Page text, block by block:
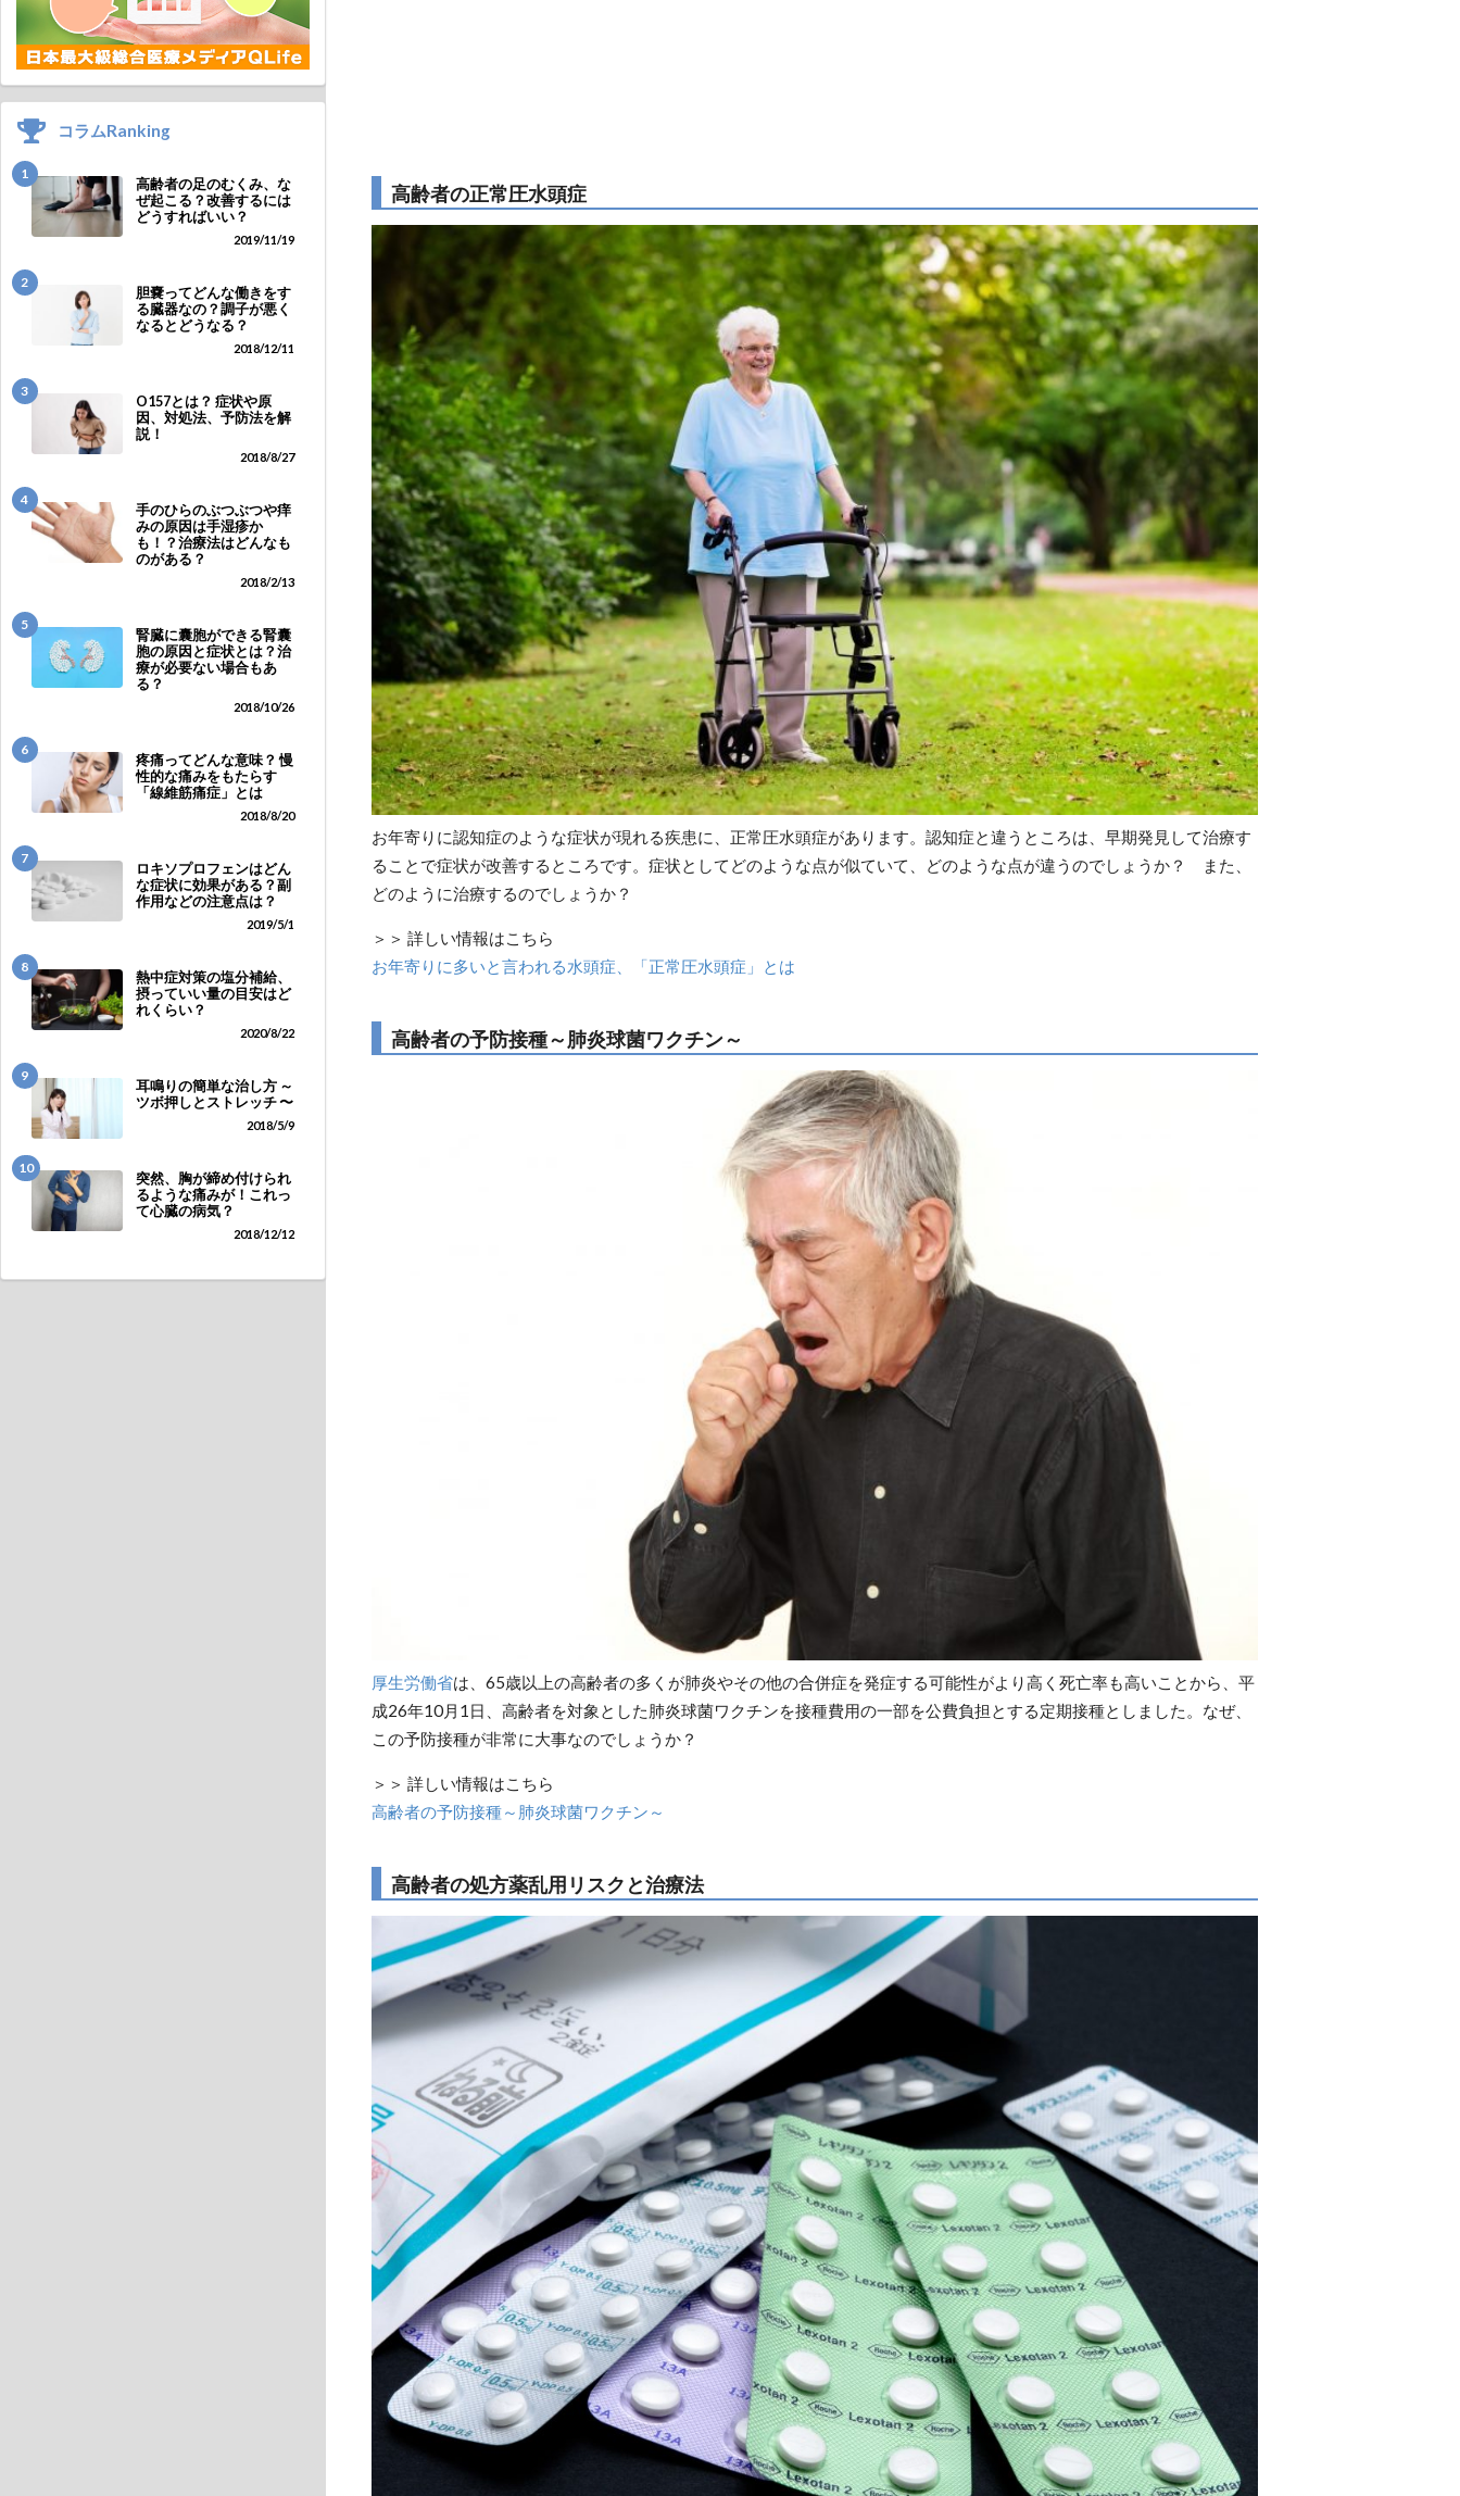
コラムRanking
1
高齢者の足のむくみ、な
ぜ起こる？改善するには
どうすればいい？
2019/11/19
2
胆嚢ってどんな働きをす
る臓器なの？調子が悪く
なるとどうなる？
2018/12/11
3
O157とは？ 症状や原
因、対処法、予防法を解
説！
2018/8/27
4
手のひらのぶつぶつや痒
みの原因は手湿疹か
も！？治療法はどんなも
のがある？
2018/2/13
5
腎臓に囊胞ができる腎囊
胞の原因と症状とは？治
療が必要ない場合もあ
る？
2018/10/26
6
疼痛ってどんな意味？ 慢
性的な痛みをもたらす
「線維筋痛症」とは
2018/8/20
7
ロキソプロフェンはどん
な症状に効果がある？副
作用などの注意点は？
2019/5/1
8
熱中症対策の塩分補給、
摂っていい量の目安はど
れくらい？
2020/8/22
9
耳鳴りの簡単な治し方 ～
ツボ押しとストレッチ 〜
2018/5/9
10
突然、胸が締め付けられ
るような痛みが！これっ
て心臓の病気？
2018/12/12
高齢者の正常圧水頭症
お年寄りに認知症のような症状が現れる疾患に、正常圧水頭症があります。認知症と違うところは、早期発見して治療す
ることで症状が改善するところです。症状としてどのような点が似ていて、どのような点が違うのでしょうか？ また、
どのように治療するのでしょうか？
＞＞ 詳しい情報はこちら
お年寄りに多いと言われる水頭症、「正常圧水頭症」とは
高齢者の予防接種～肺炎球菌ワクチン～
厚生労働省は、65歳以上の高齢者の多くが肺炎やその他の合併症を発症する可能性がより高く死亡率も高いことから、平
成26年10月1日、高齢者を対象とした肺炎球菌ワクチンを接種費用の一部を公費負担とする定期接種としました。なぜ、
この予防接種が非常に大事なのでしょうか？
＞＞ 詳しい情報はこちら
高齢者の予防接種～肺炎球菌ワクチン～
高齢者の処方薬乱用リスクと治療法